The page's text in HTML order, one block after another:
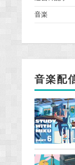
音楽
音楽配